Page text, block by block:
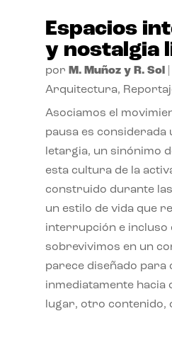
Espacios
y nostalgia
por M. Muñoz y R. Sol|
Arquitectura,
Asociamos el
pausa es considerada
letargia, un sinónimo
esta cultura de la
construido durante
un estilo de vida que
interrupción e incluso
sobrevivimos en un
parece diseñado para
inmediatamente hacia
lugar, otro contenido,